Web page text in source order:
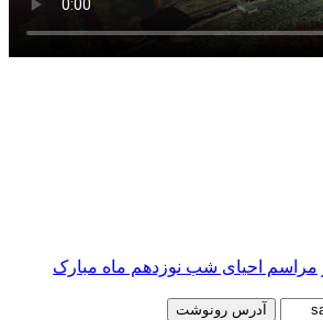
مراسم احیای شب نوزدهم ماه مبارک
آدرس رونوشت